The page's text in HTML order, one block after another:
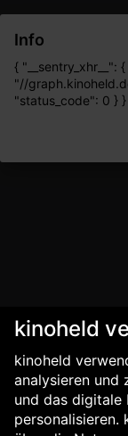
kinoheld
kinoheld
analysieren und
und das digitale
personalisieren.
Info
{ "__sentry_xhr__":
"//
"status_code": 0 } }